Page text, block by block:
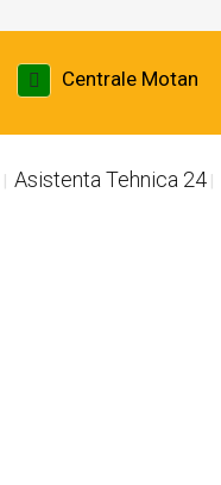
Centrale Motan
Asistenta Tehnica 24